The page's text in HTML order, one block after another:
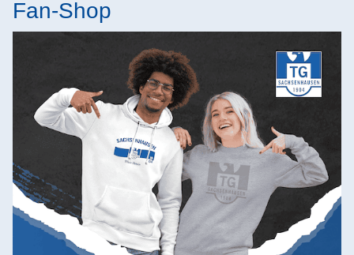
Fan-Shop